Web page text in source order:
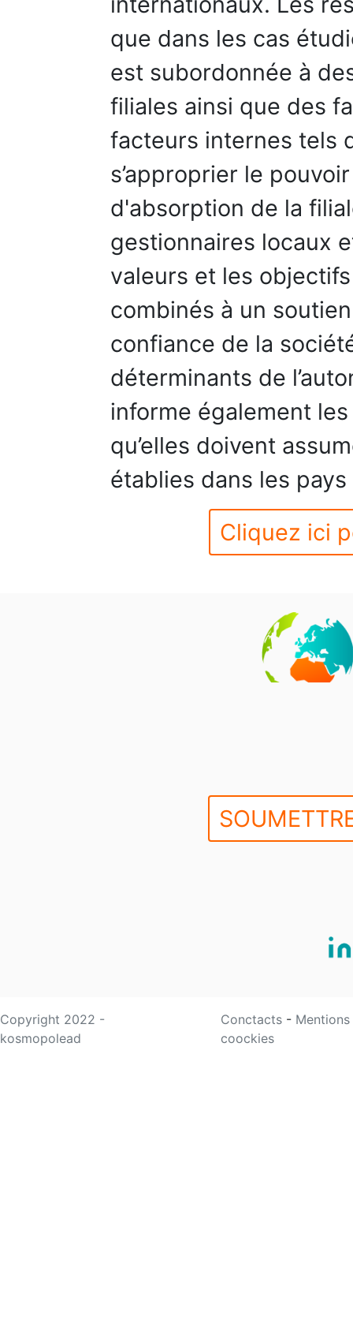
que dans les cas
est subordonnée à
filiales ainsi que des
facteurs internes tels
s’approprier le
d'absorption de la
gestionnaires locaux
valeurs et les
combinés à un
confiance de la
déterminants de
informe également
qu’elles doivent
établies dans les
Cliquez ici
Copyright 2022 -
kosmopolead
Conctacts -
coockies